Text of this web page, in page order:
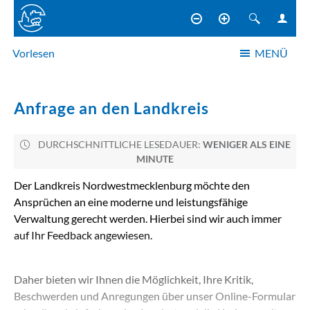
Vorlesen MENÜ
NAVIGATION
Anfrage an den Landkreis
DURCHSCHNITTLICHE LESEDAUER: WENIGER ALS EINE
MINUTE
Der Landkreis Nordwestmecklenburg möchte den
Ansprüchen an eine moderne und leistungsfähige
Verwaltung gerecht werden. Hierbei sind wir auch immer
auf Ihr Feedback angewiesen.
Daher bieten wir Ihnen die Möglichkeit, Ihre Kritik,
Beschwerden und Anregungen über unser Online-Formular